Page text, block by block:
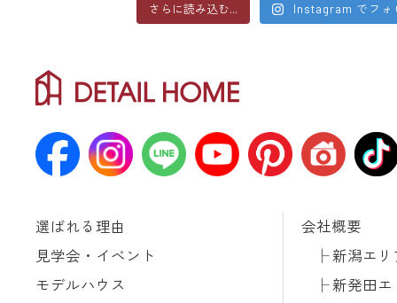
さらに読み込む... Instagram でフォ
選ばれる理由
見学会・イベント
モデルハウス
会社概要
新潟エリ
新発田エ